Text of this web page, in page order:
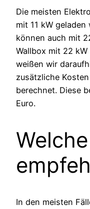
Die meisten
mit 11 kW
können auch mit
Wallbox mit 22
weißen wir
zusätzliche
berechnet. Diese
Euro.
In den meisten